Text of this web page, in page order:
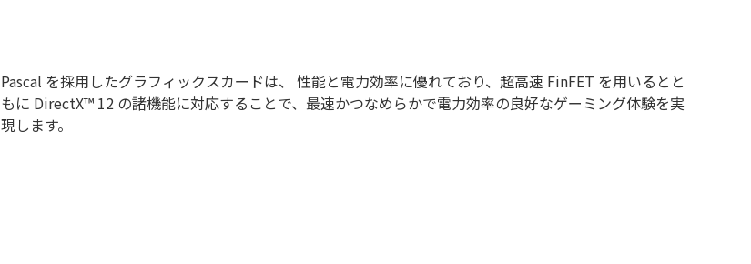
Pascal を採用したグラフィックスカードは、 性能と電力効率に優れており、超高速 FinFET を用いるとと
もに DirectX™ 12 の諸機能に対応することで、最速かつなめらかで電力効率の良好なゲーミング体験を実
現します。